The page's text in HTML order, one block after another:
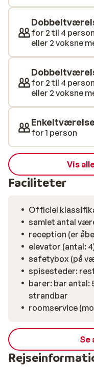
Desuden kan du nyde
bl.a. lobbybaren,
for 2 til 4
eller 2 voksne
for 2 til 4
eller 2 voksne
for 1 person
Vis
Faciliteter
Officiel
samlet antal
reception (er
elevator (antal:
safetybox (på
spisesteder:
barer: bar antal:
strandbar
roomservice
Se